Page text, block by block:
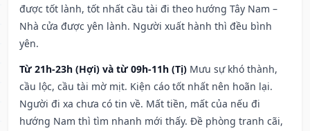
được tốt lành, tốt nhất cầu tài đi theo hướng Tây Nam –
Nhà cửa được yên lành. Người xuất hành thì đều bình
yên.
Từ 21h-23h (Hợi) và từ 09h-11h (Tị) Mưu sự khó thành,
cầu lộc, cầu tài mờ mịt. Kiện cáo tốt nhất nên hoãn lại.
Người đi xa chưa có tin về. Mất tiền, mất của nếu đi
hướng Nam thì tìm nhanh mới thấy. Đề phòng tranh cãi,